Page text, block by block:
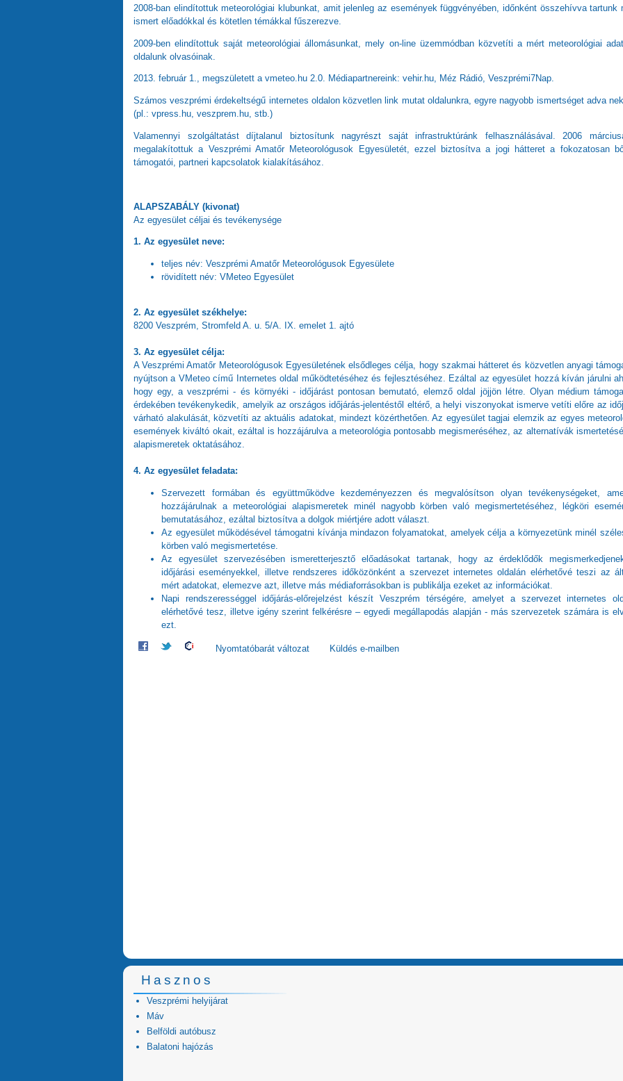
2008-ban elindítottuk meteorológiai klubunkat, amit jelenleg az események függvényében, időnként összehívva tartunk
ismert előadókkal és kötetlen témákkal fűszerezve.
2009-ben elindítottuk saját meteorológiai állomásunkat, mely on-line üzemmódban közvetíti a mért meteorológiai
oldalunk olvasóinak.
2013. február 1., megszületett a vmeteo.hu 2.0. Médiapartnereink: vehir.hu, Méz Rádió, Veszprémi7Nap.
Számos veszprémi érdekeltségű internetes oldalon közvetlen link mutat oldalunkra, egyre nagyobb ismertséget adva
(pl.: vpress.hu, veszprem.hu, stb.)
Valamennyi szolgáltatást díjtalanul biztosítunk nagyrészt saját infrastruktúránk felhasználásával. 2006
megalakítottuk a Veszprémi Amatőr Meteorológusok Egyesületét, ezzel biztosítva a jogi hátteret a fokozatosan
támogatói, partneri kapcsolatok kialakításához.
ALAPSZABÁLY (kivonat)
Az egyesület céljai és tevékenysége
1. Az egyesület neve:
teljes név: Veszprémi Amatőr Meteorológusok Egyesülete
rövidített név: VMeteo Egyesület
2. Az egyesület székhelye:
8200 Veszprém, Stromfeld A. u. 5/A. IX. emelet 1. ajtó
3. Az egyesület célja:
A Veszprémi Amatőr Meteorológusok Egyesületének elsődleges célja, hogy szakmai hátteret és közvetlen anyagi
nyújtson a VMeteo című Internetes oldal működtetéséhez és fejlesztéséhez. Ezáltal az egyesület hozzá kíván járulni
hogy egy, a veszprémi - és környéki - időjárást pontosan bemutató, elemző oldal jöjjön létre. Olyan médium
érdekében tevékenykedik, amelyik az országos időjárás-jelentéstől eltérő, a helyi viszonyokat ismerve vetíti előre az
várható alakulását, közvetíti az aktuális adatokat, mindezt közérthetően. Az egyesület tagjai elemzik az egyes
események kiváltó okait, ezáltal is hozzájárulva a meteorológia pontosabb megismeréséhez, az alternatívák
alapismeretek oktatásához.
4. Az egyesület feladata:
Szervezett formában és együttműködve kezdeményezzen és megvalósítson olyan tevékenységeket,
hozzájárulnak a meteorológiai alapismeretek minél nagyobb körben való megismertetéséhez, légköri
bemutatásához, ezáltal biztosítva a dolgok miértjére adott választ.
Az egyesület működésével támogatni kívánja mindazon folyamatokat, amelyek célja a környezetünk minél
körben való megismertetése.
Az egyesület szervezésében ismeretterjesztő előadásokat tartanak, hogy az érdeklődők
időjárási eseményekkel, illetve rendszeres időközönként a szervezet internetes oldalán elérhetővé teszi az
mért adatokat, elemezve azt, illetve más médiaforrásokban is publikálja ezeket az információkat.
Napi rendszerességgel időjárás-előrejelzést készít Veszprém térségére, amelyet a szervezet internetes
elérhetővé tesz, illetve igény szerint felkérésre – egyedi megállapodás alapján - más szervezetek számára is
ezt.
Nyomtatóbarát változat Küldés e-mailben
Hasznos
Veszprémi helyijárat
Máv
Belföldi autóbusz
Balatoni hajózás